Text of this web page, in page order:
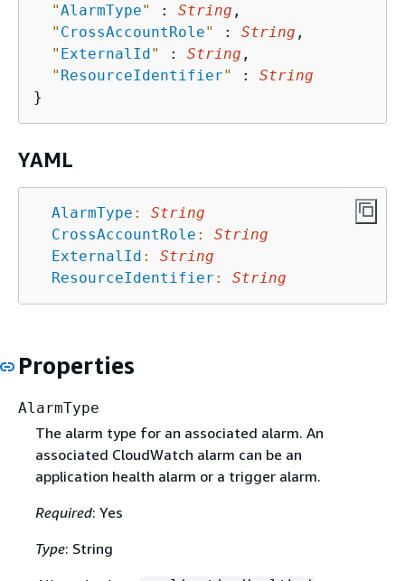
"AlarmType" : String ,
" CrossAccountRole" : String ,
" ExternalId" : String ,
" ResourceIdentifier" : String
YAML
AlarmType :
String
CrossAccountRole :
String
ExternalId :
String
ResourceIdentifier : String
Properties
AlarmType
The alarm type for an associated alarm. An
associated CloudWatch alarm can be an
application health alarm or a trigger alarm.
Required: Yes
Type: String